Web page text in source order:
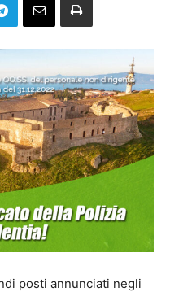
posti annunciati negli